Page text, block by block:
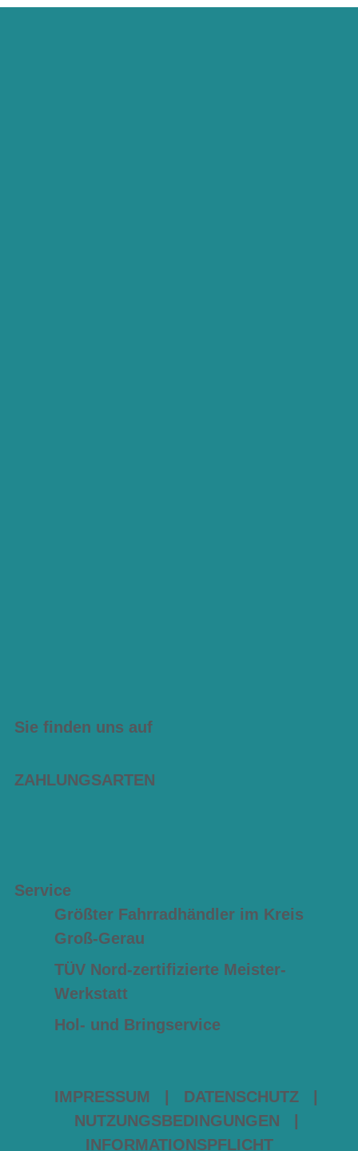
Sie finden uns auf
ZAHLUNGSARTEN
Service
Größter Fahrradhändler im Kreis
Groß-Gerau
TÜV Nord-zertifizierte Meister-
Werkstatt
Hol- und Bringservice
IMPRESSUM DATENSCHUTZ
NUTZUNGSBEDINGUNGEN
INFORMATIONSPFLICHT